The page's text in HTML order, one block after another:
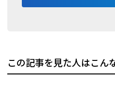
この記事を見た人はこん